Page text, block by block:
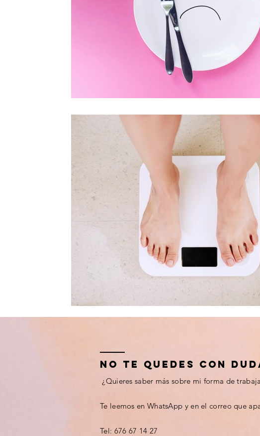
NO TE QUEDES CON
¿Quieres saber más sobre mi forma de
Te leemos en WhatsApp y en el correo que
Tel: 676 67 14 27